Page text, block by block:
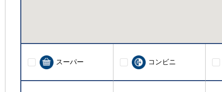
スーパー コンビニ